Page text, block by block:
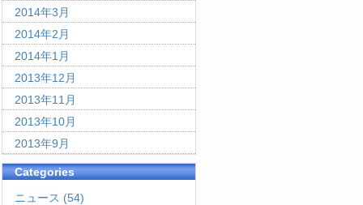
2014年3月
2014年2月
2014年1月
2013年12月
2013年11月
2013年10月
2013年9月
Categories
ニュース (54)